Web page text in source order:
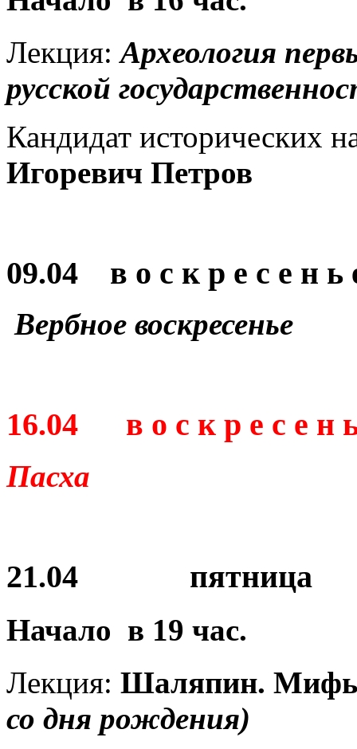
Лекция:Археология
русской
Кандидат исторических
Игоревич Петров
09.04 в о с к р е с е н ь
Вербное воскресенье
16.04 в о с к р е с е н
Пасха
21.04 пятница
Начало в 19 час.
Лекция: Шаляпин. Мифы
со дня рождения)